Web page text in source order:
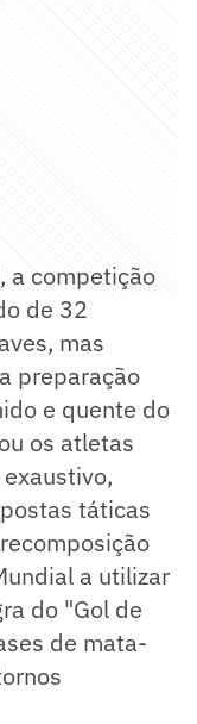
a competição
de 32
mas
preparação
e quente do
os atletas
táticas
a utilizar
do "Gol de
de mata-